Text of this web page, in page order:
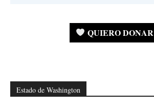
QUIERO DONAR
Estado de Washington